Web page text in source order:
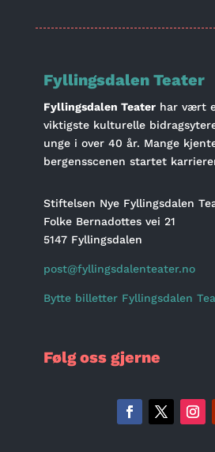
Fyllingsdalen Teater
Fyllingsdalen Teaterhar vært
viktigste kulturelle
unge i over 40 år. Mange
bergensscenen startet
Stiftelsen Nye Fyllingsdalen
Folke Bernadottes vei 21
5147 Fyllingsdalen
post@fyllingsdalenteater.no
Bytte billetter Fyllingsdalen
Følg oss gjerne